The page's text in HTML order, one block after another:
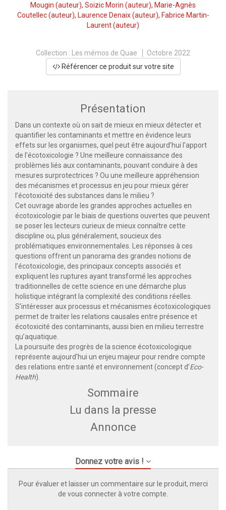
Mougin (auteur), Soizic Morin (auteur), Marie-Agnès
Coutellec(auteur), Laurence Denaix(auteur), Fabrice Martin-
Laurent(auteur)
Collection : Les mémos de Quae
Octobre 2022
Référencer ce produit sur votre site
Présentation
Dans un contexte où on sait de mieux en mieux détecter et
quantifier les contaminants et mettre en évidence leurs
effets sur les organismes, quel peut être aujourd’hui l’apport
de l'écotoxicologie ? Une meilleure connaissance des
problèmes liés aux contaminants, pouvant conduire à des
mesures surprotectrices ? Ou une meilleure appréhension
des mécanismes et processus en jeu pour mieux gérer
l’écotoxicité des substances dans le milieu ?
Cet ouvrage aborde les grandes approches actuelles en
écotoxicologie par le biais de questions ouvertes que peuvent
se poser les lecteurs curieux de mieux connaître cette
discipline ou, plus généralement, soucieux des
problématiques environnementales. Les réponses à ces
questions offrent un panorama des grandes notions de
l’écotoxicologie, des principaux concepts associés et
expliquent les ruptures ayant transformé les approches
traditionnelles de cette science en une démarche plus
holistique intégrant la complexité des conditions réelles.
S’intéresser aux processus et mécanismes écotoxicologiques
permet de traiter les relations causales entre présence et
écotoxicité des contaminants, aussi bien en milieu terrestre
qu’aquatique.
La poursuite des progrès de la science écotoxicologique
représente aujourd'hui un enjeu majeur pour rendre compte
des relations entre santé et environnement (concept d’Eco-
Health).
Sommaire
Lu dans la presse
Annonce
Donnez votre avis !
Pour évaluer et laisser un commentaire sur le produit, merci
de vous connecter à votre compte.